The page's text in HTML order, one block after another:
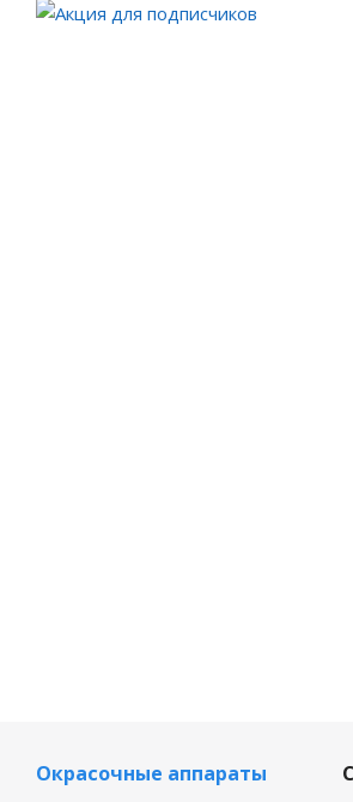
Окрасочные аппараты